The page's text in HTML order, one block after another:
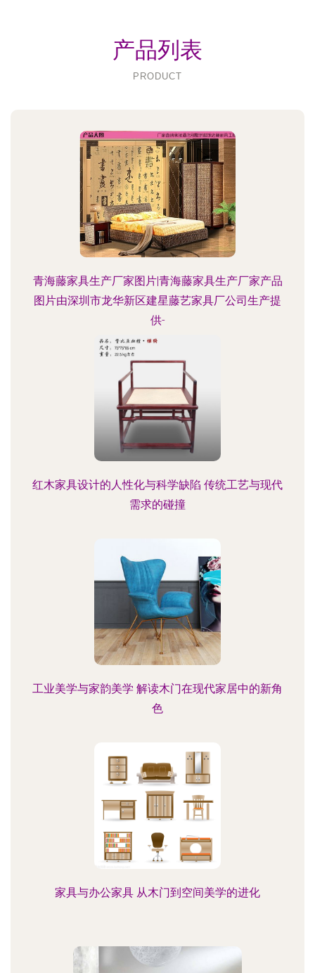
产品列表
PRODUCT
青海藤家具生产厂家图片|青海藤家具生产厂家产品
图片由深圳市龙华新区建星藤艺家具厂公司生产提
供-
红木家具设计的人性化与科学缺陷 传统工艺与现代
需求的碰撞
工业美学与家韵美学 解读木门在现代家居中的新角
色
家具与办公家具 从木门到空间美学的进化